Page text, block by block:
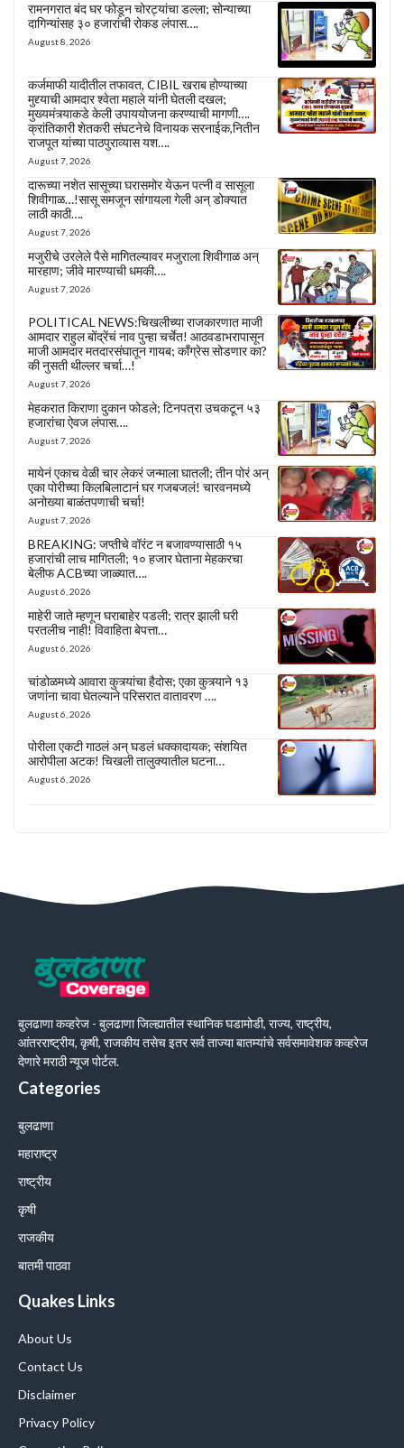
रामनगरात बंद घर फोडून चोरट्यांचा डल्ला; सोन्याच्या
दागिन्यांसह ३० हजारांची रोकड लंपास….
August 8, 2026
कर्जमाफी यादीतील तफावत, CIBIL खराब होण्याच्या
मुद्द्याची आमदार श्वेता महाले यांनी घेतली दखल;
मुख्यमंत्र्याकडे केली उपाययोजना करण्याची मागणी….
क्रांतिकारी शेतकरी संघटनेचे विनायक सरनाईक,नितीन
राजपूत यांच्या पाठपुराव्यास यश….
August 7, 2026
दारूच्या नशेत सासूच्या घरासमोर येऊन पत्नी व सासूला
शिवीगाळ…!सासू समजून सांगायला गेली अन् डोक्यात
लाठी काठी….
August 7, 2026
मजुरीचे उरलेले पैसे मागितल्यावर मजुराला शिवीगाळ अन्
मारहाण; जीवे मारण्याची धमकी….
August 7, 2026
POLITICAL NEWS:चिखलीच्या राजकारणात माजी
आमदार राहुल बोंद्रेंचं नाव पुन्हा चर्चेत! आठवडाभरापासून
माजी आमदार मतदारसंघातून गायब; काँग्रेस सोडणार का?
की नुसती थील्लर चर्चा…!
August 7, 2026
मेहकरात किराणा दुकान फोडले; टिनपत्रा उचकटून ५३
हजारांचा ऐवज लंपास….
August 7, 2026
मायेनं एकाच वेळी चार लेकरं जन्माला घातली; तीन पोरं अन्
एका पोरीच्या किलबिलाटानं घर गजबजलं! चारवनमध्ये
अनोख्या बाळंतपणाची चर्चा!
August 7, 2026
BREAKING: जप्तीचे वॉरंट न बजावण्यासाठी १५
हजारांची लाच मागितली; १० हजार घेताना मेहकरचा
बेलीफ ACBच्या जाळ्यात….
August 6, 2026
माहेरी जाते म्हणून घराबाहेर पडली; रात्र झाली घरी
परतलीच नाही! विवाहिता बेपत्ता…
August 6, 2026
चांडोळमध्ये आवारा कुत्र्यांचा हैदोस; एका कुत्र्याने १३
जणांना चावा घेतल्याने परिसरात वातावरण ….
August 6, 2026
पोरीला एकटी गाठलं अन् घडलं धक्कादायक; संशयित
आरोपीला अटक! चिखली तालुक्यातील घटना…
August 6, 2026
बुलढाणा कव्हरेज - बुलढाणा जिल्ह्यातील स्थानिक घडामोडी, राज्य, राष्ट्रीय,
आंतरराष्ट्रीय, कृषी, राजकीय तसेच इतर सर्व ताज्या बातम्यांचे सर्वसमावेशक कव्हरेज
देणारे मराठी न्यूज पोर्टल.
Categories
बुलढाणा
महाराष्ट्र
राष्ट्रीय
कृषी
राजकीय
बातमी पाठवा
Quakes Links
About Us
Contact Us
Disclaimer
Privacy Policy